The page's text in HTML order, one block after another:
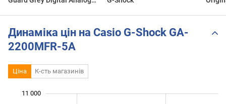
Динаміка цін на Casio G-Shock GA-
2200MFR-5A
Ціна К-сть магазинів
11 000